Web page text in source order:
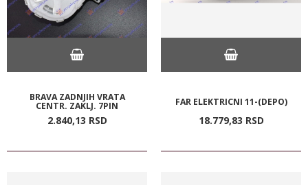
BRAVA ZADNJIH VRATA
CENTR. ZAKLJ. 7PIN
2.840,13 RSD
FAR ELEKTRICNI 11-(DEPO)
18.779,83 RSD